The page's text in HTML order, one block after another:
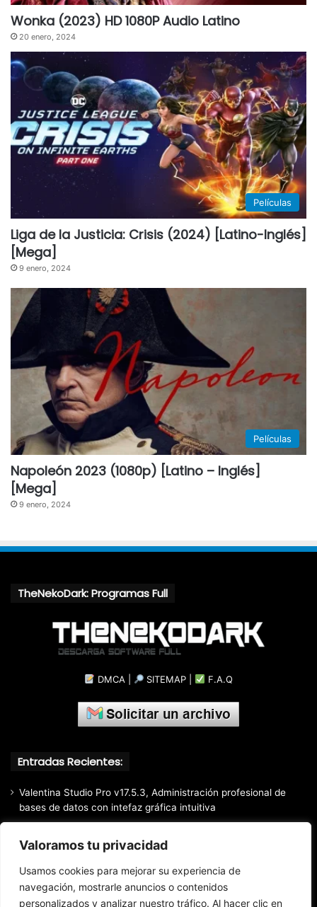
Valoramos tu privacidad
Usamos cookies para mejorar su experiencia de
navegación, mostrarle anuncios o contenidos
personalizados y analizar nuestro tráfico. Al hacer clic en
Wonka (2023) HD 1080P Audio Latino
20 enero, 2024
Películas
Liga de la Justicia: Crisis (2024) [Latino-Inglés]
[Mega]
9 enero, 2024
Películas
Napoleón 2023 (1080p) [Latino – Inglés]
[Mega]
9 enero, 2024
TheNekoDark: Programas Full
DMCA SITEMAP F.A.Q
Entradas Recientes:
Valentina Studio Pro v17.5.3, Administración profesional de
bases de datos con intefaz gráfica intuitiva
datos de la manera más fácil y rápida
Mozilla Firefox (2026) v153.0.3, Navegador web libre y de
código abierto​ desarrollado por la Corporación Mozilla
Total Audio Converter v6.1.0.305, Solución para convertir o